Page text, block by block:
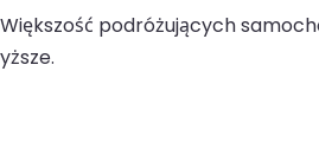
Większość podróżujących